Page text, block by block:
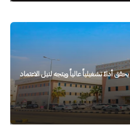
أداءً تشغيلياً عالياً ويتجه لنيل الاعتماد